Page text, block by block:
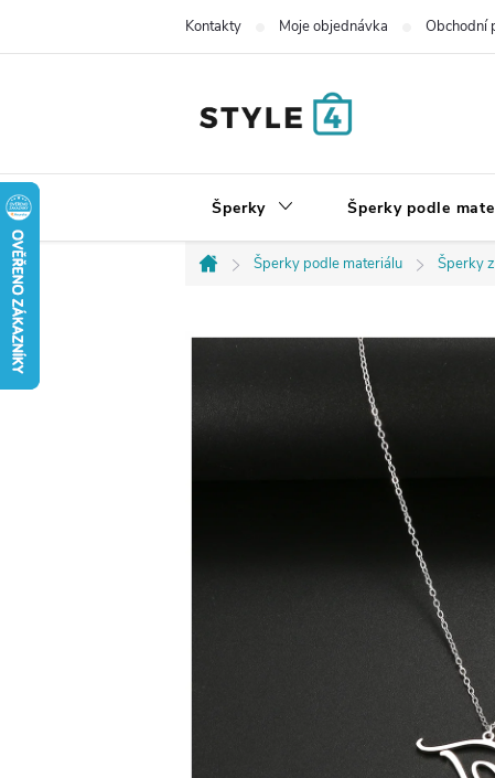
Kontakty Moje objednávka Obchodní
Šperky Šperky podle
Domů
Šperky podle materiálu Šperky